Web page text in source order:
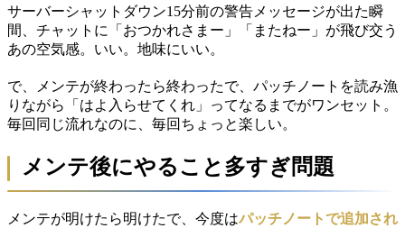
サーバーシャットダウン15分前の警告メッセージが出た瞬
間、チャットに「おつかれさまー」「またねー」が飛び交う
あの空気感。いい。地味にいい。
で、メンテが終わったら終わったで、パッチノートを読み漁
りながら「はよ入らせてくれ」ってなるまでがワンセット。
毎回同じ流れなのに、毎回ちょっと楽しい。
メンテ後にやること多すぎ問題
メンテが明けたら明けたで、今度はパッチノートで追加され